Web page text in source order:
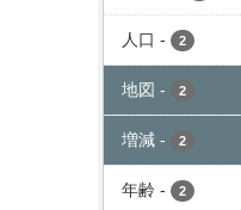
人口 - 2
地図 - 2
増減 - 2
年齢 - 2